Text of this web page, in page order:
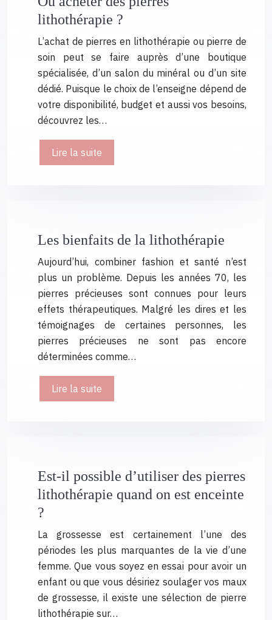
lithothérapie ?
L’achat de pierres en lithothérapie ou pierre de
soin peut se faire auprès d’une boutique
spécialisée, d’un salon du minéral ou d’un site
dédié. Puisque le choix de l’enseigne dépend de
votre disponibilité, budget et aussi vos besoins,
découvrez les…
Lire la suite
Les bienfaits de la lithothérapie
Aujourd’hui, combiner fashion et santé n’est
plus un problème. Depuis les années 70, les
pierres précieuses sont connues pour leurs
effets thérapeutiques. Malgré les dires et les
témoignages de certaines personnes, les
pierres précieuses ne sont pas encore
déterminées comme…
Lire la suite
Est-il possible d’utiliser des pierres
lithothérapie quand on est enceinte
?
La grossesse est certainement l’une des
périodes les plus marquantes de la vie d’une
femme. Que vous soyez en essai pour avoir un
enfant ou que vous désiriez soulager vos maux
de grossesse, il existe une sélection de pierre
lithothérapie sur…